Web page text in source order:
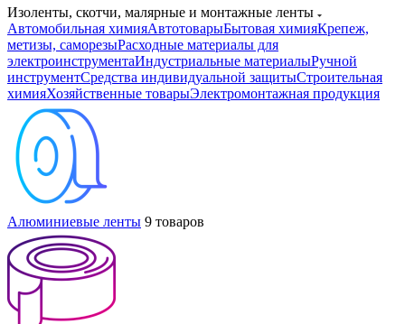
Изоленты, скотчи, малярные и монтажные ленты
Автомобильная химияАвтотоварыБытовая химияКрепеж,
метизы, саморезыРасходные материалы для
электроинструментаИндустриальные материалыРучной
инструментСредства индивидуальной защитыСтроительная
химияХозяйственные товарыЭлектромонтажная продукция
Алюминиевые ленты 9 товаров